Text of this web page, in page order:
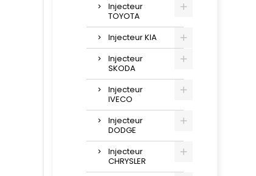
Injecteur
TOYOTA
Injecteur KIA
Injecteur
SKODA
Injecteur
IVECO
Injecteur
DODGE
Injecteur
CHRYSLER